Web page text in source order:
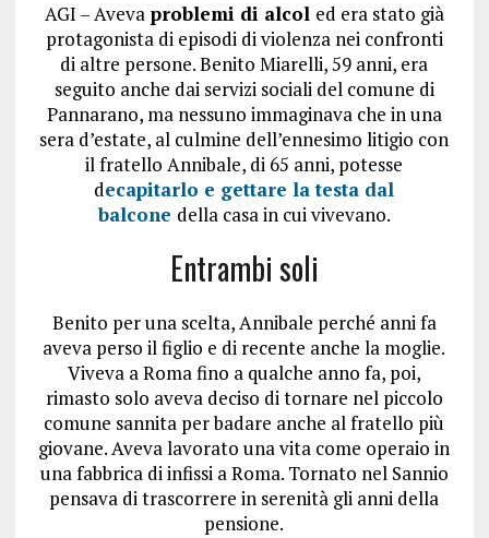
AGI – Avevaproblemi di alcol ed era stato già
protagonista di episodi di violenza nei confronti
di altre persone. Benito Miarelli, 59 anni, era
seguito anche dai servizi sociali del comune di
Pannarano, ma nessuno immaginava che in una
sera d’estate, al culmine dell’ennesimo litigio con
il fratello Annibale, di 65 anni, potesse
decapitarlo e gettare la testa dal
balcone della casa in cui vivevano.
Entrambi soli
Benito per una scelta, Annibale perché anni fa
aveva perso il figlio e di recente anche la moglie.
Viveva a Roma fino a qualche anno fa, poi,
rimasto solo aveva deciso di tornare nel piccolo
comune sannita per badare anche al fratello più
giovane. Aveva lavorato una vita come operaio in
una fabbrica di infissi a Roma. Tornato nel Sannio
pensava di trascorrere in serenità gli anni della
pensione.